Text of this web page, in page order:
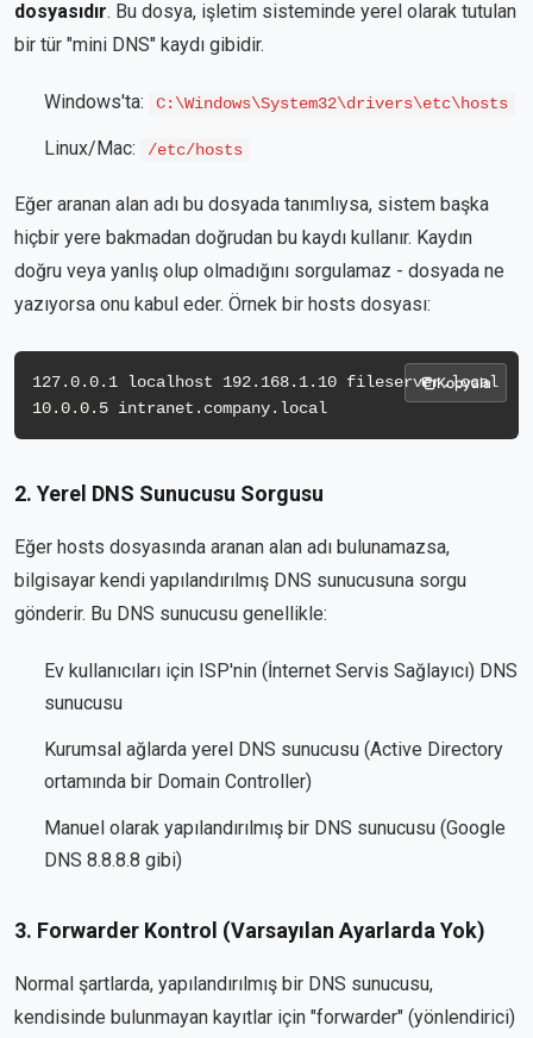
dosyasıdır. Bu dosya, işletim sisteminde yerel olarak tutulan
bir tür "mini DNS" kaydı gibidir.
Windows'ta: C:\Windows\System32\drivers\etc\hosts
Linux/Mac: /etc/hosts
Eğer aranan alan adı bu dosyada tanımlıysa, sistem başka
hiçbir yere bakmadan doğrudan bu kaydı kullanır. Kaydın
doğru veya yanlış olup olmadığını sorgulamaz - dosyada ne
yazıyorsa onu kabul eder. Örnek bir hosts dosyası:
127.0.0.1 localhost 192.168.1.10 fileserver.local
10.0.0.5 intranet.company.local
Kopyala
2. Yerel DNS Sunucusu Sorgusu
Eğer hosts dosyasında aranan alan adı bulunamazsa,
bilgisayar kendi yapılandırılmış DNS sunucusuna sorgu
gönderir. Bu DNS sunucusu genellikle:
Ev kullanıcıları için ISP'nin (İnternet Servis Sağlayıcı) DNS
sunucusu
Kurumsal ağlarda yerel DNS sunucusu (Active Directory
ortamında bir Domain Controller)
Manuel olarak yapılandırılmış bir DNS sunucusu (Google
DNS 8.8.8.8 gibi)
3. Forwarder Kontrol (Varsayılan Ayarlarda Yok)
Normal şartlarda, yapılandırılmış bir DNS sunucusu,
kendisinde bulunmayan kayıtlar için "forwarder" (yönlendirici)